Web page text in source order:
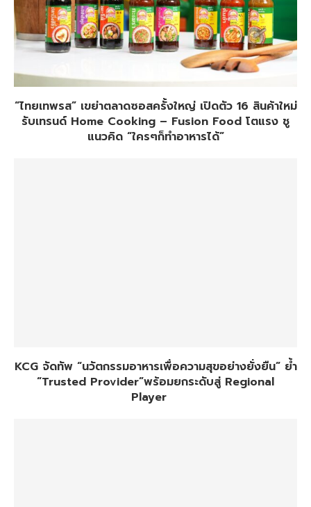
“ไทยเทพรส” เขย่าตลาดซอสครั้งใหญ่ เปิดตัว 16 สินค้าใหม่
รับเทรนด์ Home Cooking – Fusion Food โตแรง ชู
แนวคิด “ใครๆก็ทำอาหารได้”
KCG จัดทัพ “นวัตกรรมอาหารเพื่อความสุขอย่างยั่งยืน” ย้ำ
“Trusted Provider”พร้อมยกระดับสู่ Regional
Player